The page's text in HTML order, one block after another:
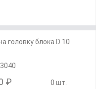
головку блока D 10
₽ 0 шт.